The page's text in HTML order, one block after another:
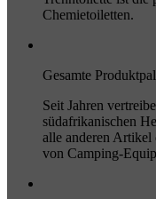
Chemietoiletten.
Gesamte
Seit Jahren
südafrikanischen
alle anderen Artikel
von Camping-